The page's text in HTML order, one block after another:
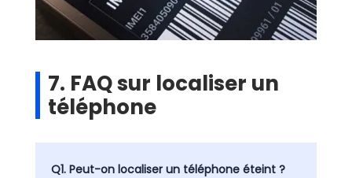
7. FAQ sur localiser un
téléphone
Q1. Peut-on localiser un téléphone éteint ?